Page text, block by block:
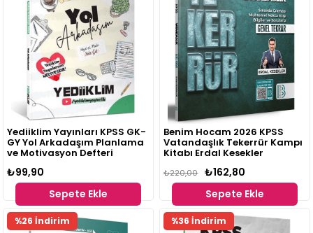
Yediiklim Yayınları KPSS GK-
GY Yol Arkadaşım Planlama
ve Motivasyon Defteri
₺99,90
Sepete Ekle
Benim Hocam 2026 KPSS
Vatandaşlık Tekerrür Kampı
Kitabı Erdal Kesekler
₺162,80
₺220,00
Sepete Ekle
%26 İndirim %36 İndirim